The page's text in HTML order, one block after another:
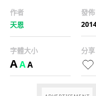
作者
天恩
發
字體大小
AAA
分享